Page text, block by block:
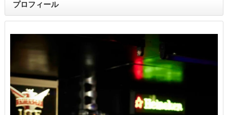
プロフィール